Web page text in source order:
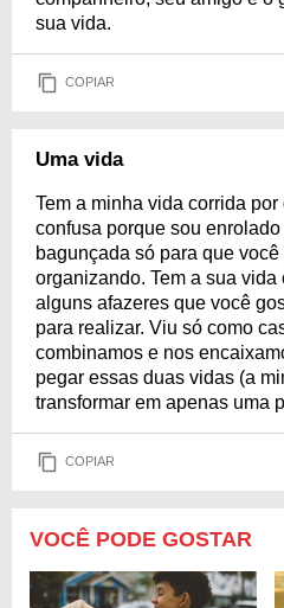
sua vida.
COPIAR
Uma vida
Tem a minha vida corrida
confusa porque sou
bagunçada só para que
organizando. Tem a sua
alguns afazeres que você
para realizar. Viu só como
combinamos e nos
pegar essas duas vidas (a
transformar em apenas uma
COPIAR
VOCÊ PODE GOSTAR